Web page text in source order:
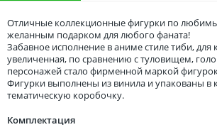
Отличные коллекционные фигурки по
желанным подарком для любого фаната!
Забавное исполнение в аниме стиле тиби, для
увеличенная, по сравнению с туловищем,
персонажей стало фирменной маркой
Фигурки выполнены из винила и упакованы в
тематическую коробочку.
Комплектация